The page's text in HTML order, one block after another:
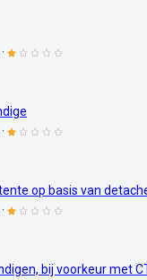
·
·
op basis van
·
bij voorkeur met